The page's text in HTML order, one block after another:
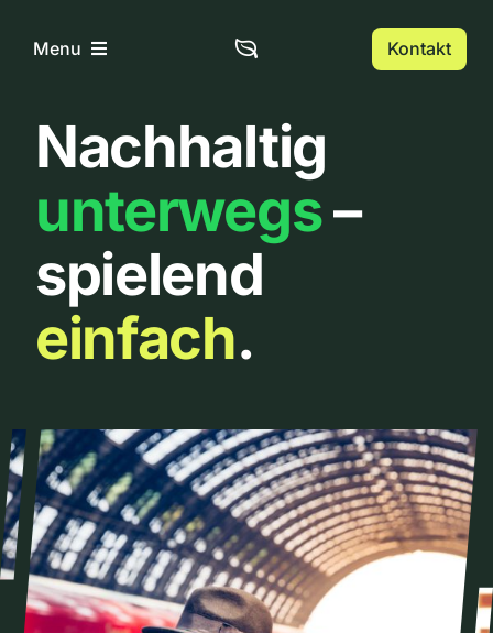
InhaltMenu
Home
Über uns
Urbanlist
Kontakt
Nachhaltig
unterwegs–
spielend
einfach.